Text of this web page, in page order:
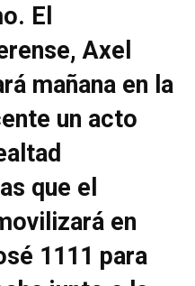
El
Axel
mañana en la
un acto
que el
en
1111 para